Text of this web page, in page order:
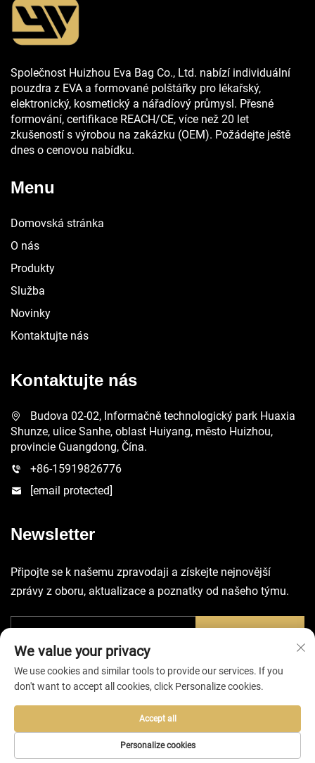
Společnost Huizhou Eva Bag Co., Ltd. nabízí individuální
pouzdra z EVA a formované polštářky pro lékařský,
elektronický, kosmetický a nářadíový průmysl. Přesné
formování, certifikace REACH/CE, více než 20 let
zkušeností s výrobou na zakázku (OEM). Požádejte ještě
dnes o cenovou nabídku.
Menu
Domovská stránka
O nás
Produkty
Služba
Novinky
Kontaktujte nás
Kontaktujte nás
Budova 02-02, Informačně technologický park Huaxia
Shunze, ulice Sanhe, oblast Huiyang, město Huizhou,
provincie Guangdong, Čína.
+86-15919826776
[email protected]
Newsletter
Připojte se k našemu zpravodaji a získejte nejnovější
zprávy z oboru, aktualizace a poznatky od našeho týmu.
Všechna práva vyhrazena © 2025 společností Huizhou EVA Bag
Zásady ochrany soukromí
We value your privacy
We use cookies and similar tools to provide our services. If you
don't want to accept all cookies, click Personalize cookies.
Personalize cookies
Accept all